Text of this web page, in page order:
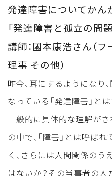
発達障害についてかん
「発達障害と孤立の問題
講師：國本康浩さん（
理事 その他）
昨今、耳にするようになり
なっている「発達障害」とは
一般的に具体的な理解が
の中で、「障害」とは呼ば
く、さらには人間関係のう
はないか？その当事者の人